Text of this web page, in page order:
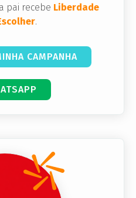
pai recebe Liberdade
.
CAMPANHA